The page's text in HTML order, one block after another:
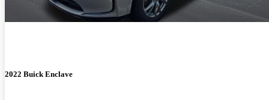
2022 Buick Enclave